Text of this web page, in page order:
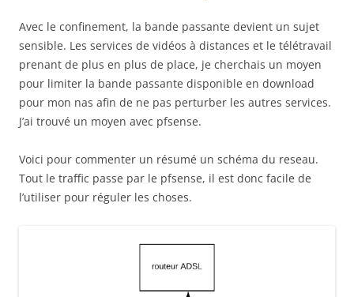
Avec le confinement, la bande passante devient un sujet
sensible. Les services de vidéos à distances et le télétravail
prenant de plus en plus de place, je cherchais un moyen
pour limiter la bande passante disponible en download
pour mon nas afin de ne pas perturber les autres services.
J’ai trouvé un moyen avec pfsense.
Voici pour commenter un résumé un schéma du reseau.
Tout le traffic passe par le pfsense, il est donc facile de
l’utiliser pour réguler les choses.